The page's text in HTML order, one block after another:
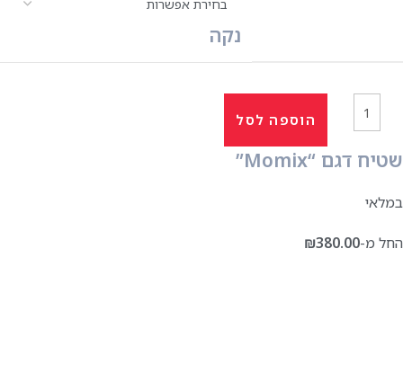
נקה
הוספה לסל
שטיח דגם “Momix”
במלאי
החל מ- ₪380.00